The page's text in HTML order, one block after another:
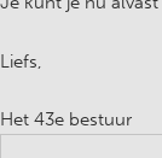
Liefs,
Het 43e bestuur